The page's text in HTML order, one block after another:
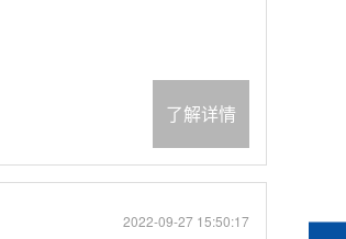
了解详情
2022-09-27 15:50:17